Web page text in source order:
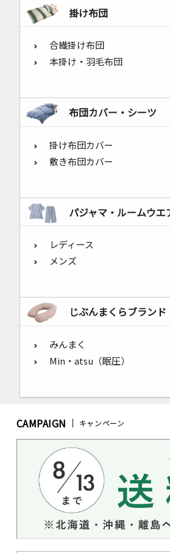
掛け布団
合繊掛け布団
本掛け・羽毛布団
布団カバー・シーツ
掛け布団カバー
敷き布団カバー
パジャマ・ルームウエ
レディース
メンズ
じぶんまくらブランド
みんまく
Min・atsu（眠圧）
CAMPAIGN キャンペーン